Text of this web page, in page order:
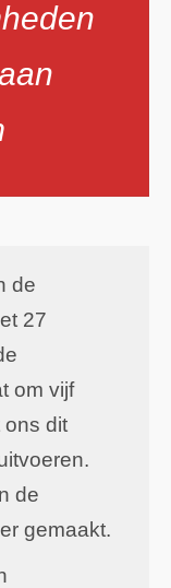
de
27
om vijf
ons dit
de
gemaakt.